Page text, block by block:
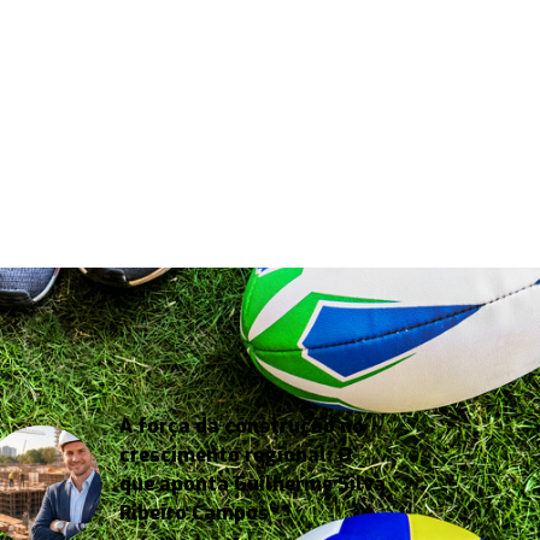
A força da construção no
crescimento regional: O
que aponta Guilherme Silva
Ribeiro Campos